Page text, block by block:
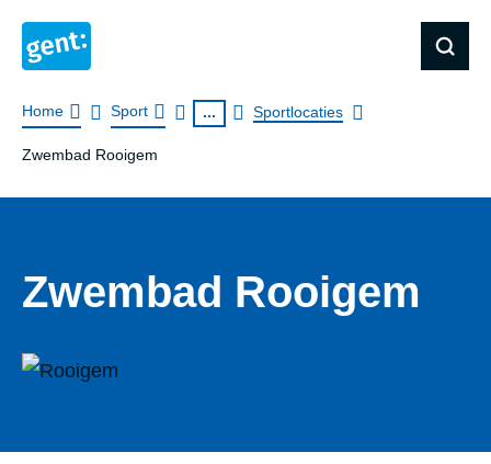
Kruimelpad
Home Sport ... Sportlocaties
Zwembad Rooigem
Zwembad Rooigem